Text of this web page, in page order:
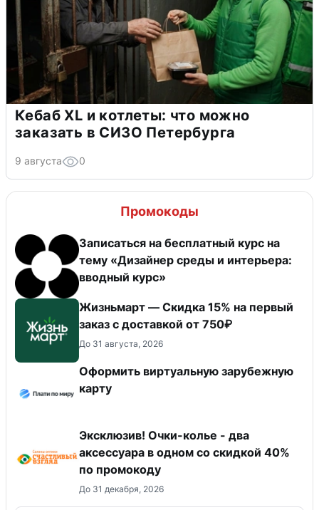
Кебаб XL и котлеты: что можно
заказать в СИЗО Петербурга
9 августа 0
Промокоды
Записаться на бесплатный курс на
тему «Дизайнер среды и интерьера:
вводный курс»
Жизньмарт — Скидка 15% на первый
заказ с доставкой от 750₽
До 31 августа, 2026
Оформить виртуальную зарубежную
карту
Эксклюзив! Очки-колье - два
аксессуара в одном со скидкой 40%
по промокоду
До 31 декабря, 2026